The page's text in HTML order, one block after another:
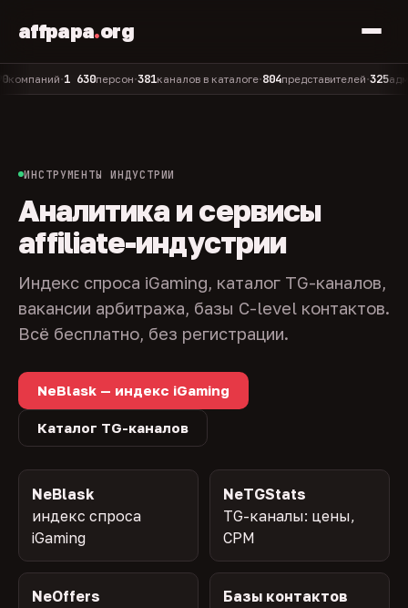
affpapa.org
•1 630персон•381каналов в каталоге•804представителей•325админов
ИНСТРУМЕНТЫ ИНДУСТРИИ
Аналитика и сервисы
affiliate-индустрии
Индекс спроса iGaming, каталог TG-каналов,
вакансии арбитража, базы C-level контактов.
Всё бесплатно, без регистрации.
NeBlask — индекс iGaming
Каталог TG-каналов
NeBlask
индекс спроса
iGaming
NeTGStats
TG-каналы: цены,
CPM
NeOffers
Базы контактов